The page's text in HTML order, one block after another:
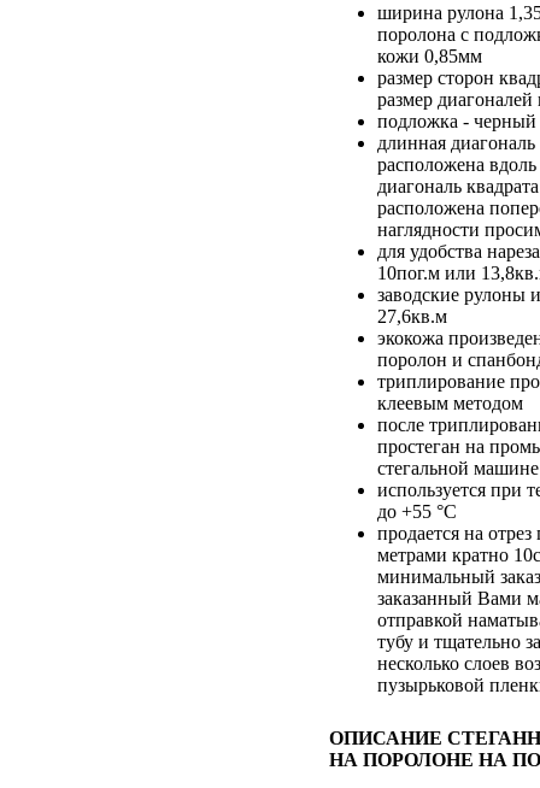
ширина рулона
поролона с
кожи 0,85мм
размер сторон
размер
подложка - черный
длинная диагональ
расположена вдоль
диагональ квадрата
расположена
наглядности
для удобства
10пог.м или
заводские рулоны
27,6кв.м
экокожа
поролон и
триплирование
клеевым методом
после
простеган на
стегальной машине
используется при
до +55 °С
продается на
метрами кратно
минимальный
заказанный Вами
отправкой
тубу и тщательно
несколько слоев
пузырьковой
ОПИСАНИЕ
НА ПОРОЛОНЕ НА